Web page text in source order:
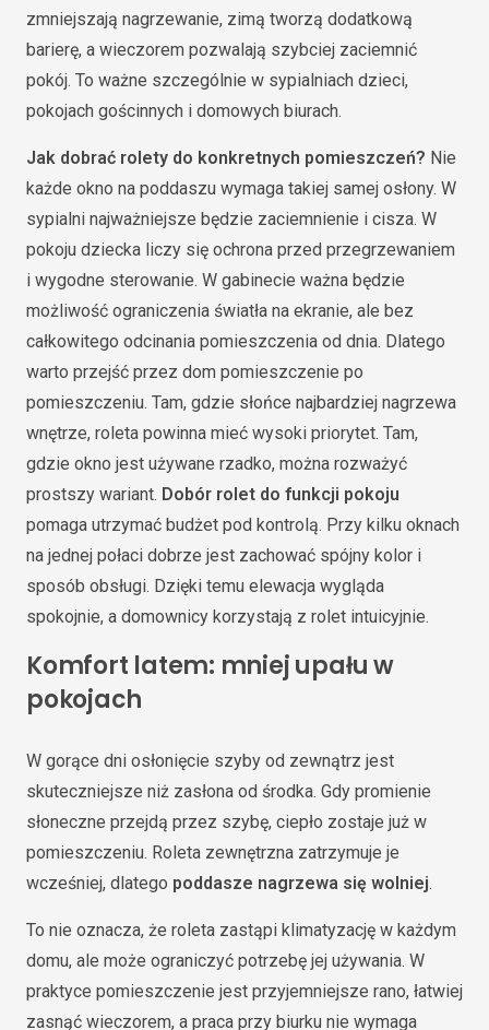
zmniejszają nagrzewanie, zimą tworzą dodatkową
barierę, a wieczorem pozwalają szybciej zaciemnić
pokój. To ważne szczególnie w sypialniach dzieci,
pokojach gościnnych i domowych biurach.
Jak dobrać rolety do konkretnych pomieszczeń? Nie
każde okno na poddaszu wymaga takiej samej osłony. W
sypialni najważniejsze będzie zaciemnienie i cisza. W
pokoju dziecka liczy się ochrona przed przegrzewaniem
i wygodne sterowanie. W gabinecie ważna będzie
możliwość ograniczenia światła na ekranie, ale bez
całkowitego odcinania pomieszczenia od dnia. Dlatego
warto przejść przez dom pomieszczenie po
pomieszczeniu. Tam, gdzie słońce najbardziej nagrzewa
wnętrze, roleta powinna mieć wysoki priorytet. Tam,
gdzie okno jest używane rzadko, można rozważyć
prostszy wariant. Dobór rolet do funkcji pokoju
pomaga utrzymać budżet pod kontrolą. Przy kilku oknach
na jednej połaci dobrze jest zachować spójny kolor i
sposób obsługi. Dzięki temu elewacja wygląda
spokojnie, a domownicy korzystają z rolet intuicyjnie.
Komfort latem: mniej upału w
pokojach
W gorące dni osłonięcie szyby od zewnątrz jest
skuteczniejsze niż zasłona od środka. Gdy promienie
słoneczne przejdą przez szybę, ciepło zostaje już w
pomieszczeniu. Roleta zewnętrzna zatrzymuje je
wcześniej, dlatego poddasze nagrzewa się wolniej.
To nie oznacza, że roleta zastąpi klimatyzację w każdym
domu, ale może ograniczyć potrzebę jej używania. W
praktyce pomieszczenie jest przyjemniejsze rano, łatwiej
zasnąć wieczorem, a praca przy biurku nie wymaga